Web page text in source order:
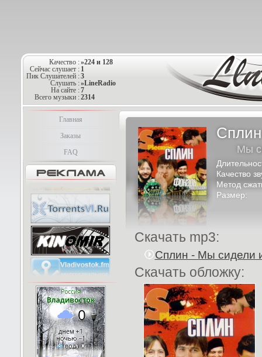
Качество :»224 и 128
Сейчас слушает : 1
Пик Слушателей :3
Слушать :»LineRadio
На сайте :7
Всего музыки :2314
Главная
Заказы
FAQ
Сплин
Мы
Качество
Метод
Размер:
Скачать mp3:
Сплин - Мы сидели
Скачать обложку: